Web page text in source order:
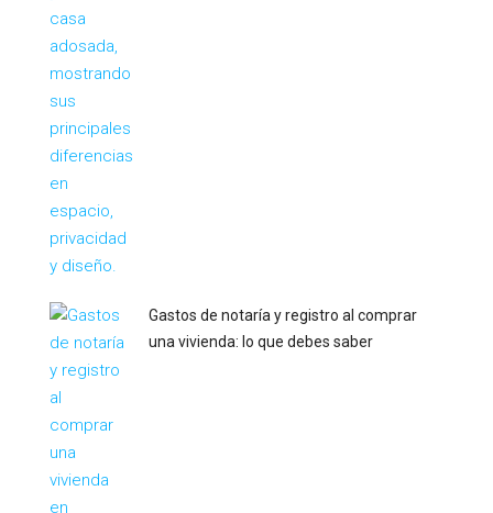
Gastos de notaría y registro al comprar
una vivienda: lo que debes saber